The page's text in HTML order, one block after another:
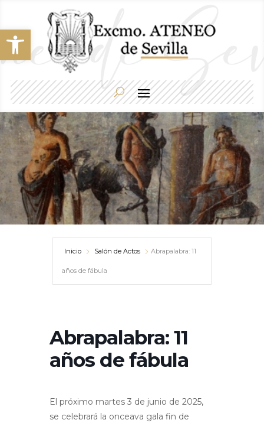
Abrir barra de herramientas
Inicio Salón de Actos Abrapalabra: 11
años de fábula
Abrapalabra: 11
años de fábula
El próximo martes 3 de junio de 2025,
se celebrará la onceava gala fin de